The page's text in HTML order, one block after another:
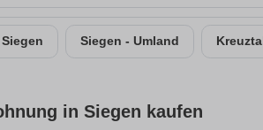
Siegen Siegen - Umland Kreuztal
in Siegen kaufen